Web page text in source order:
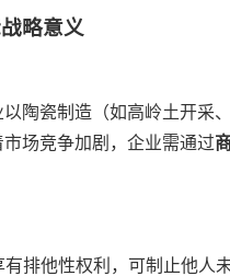
略意义
陶瓷制造（如高岭土开采
场竞争加剧，企业需通过
排他性权利，可制止他人